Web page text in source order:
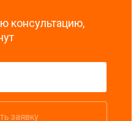
консультацию,
заявку